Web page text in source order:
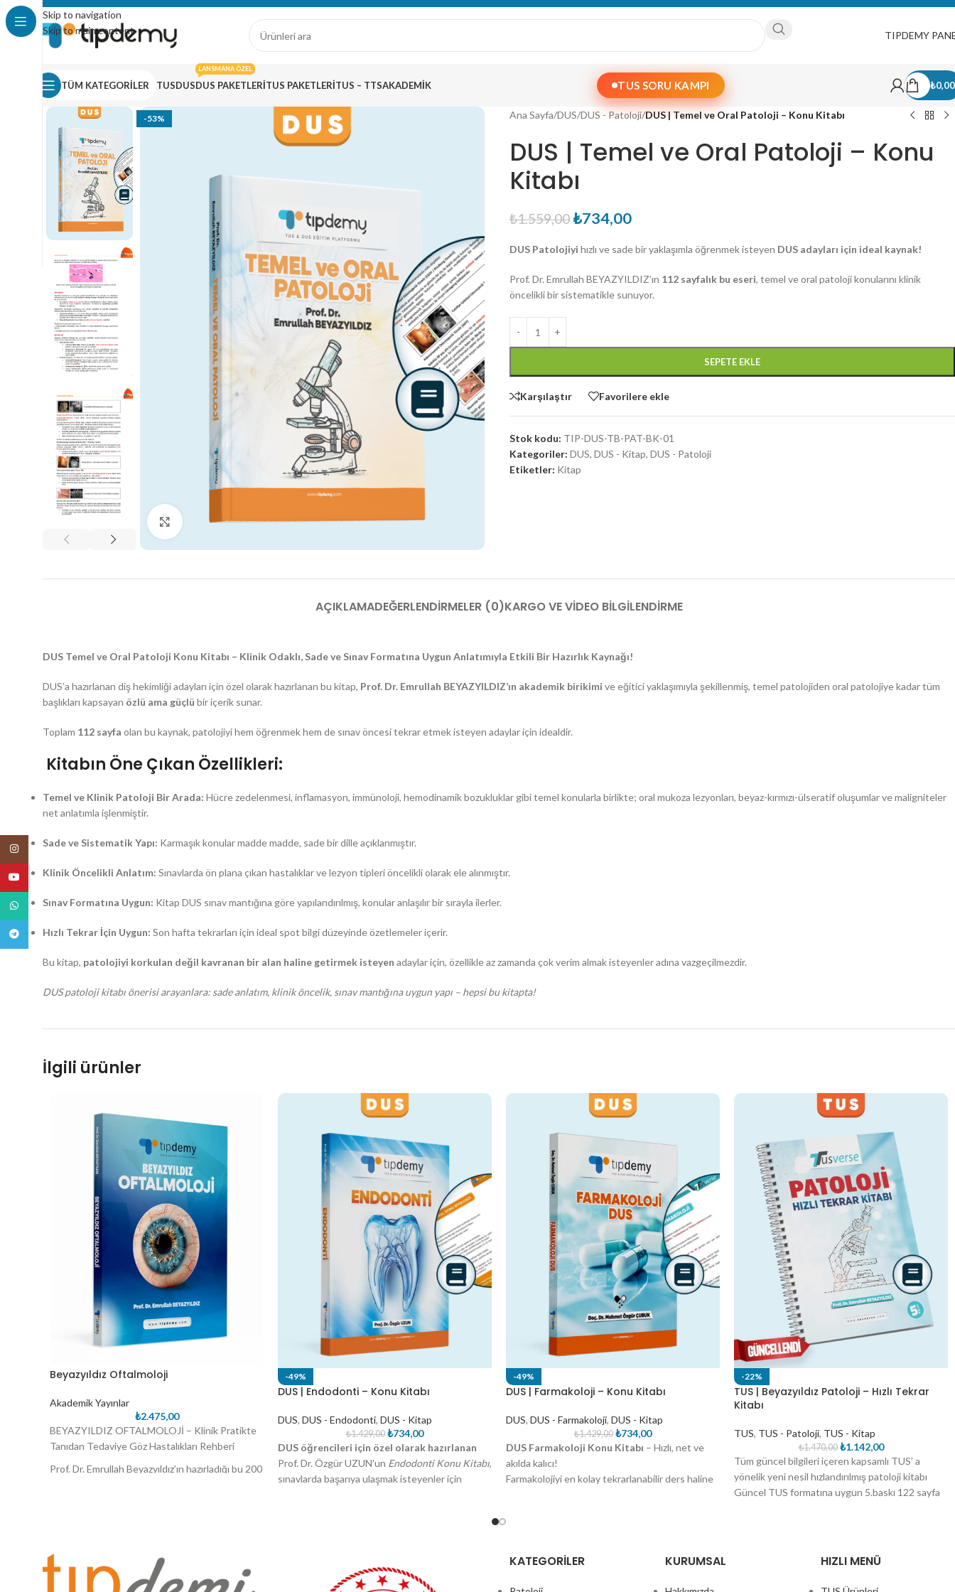
Skip to navigation
Skip to main content
TIPDEMY
TÜM KATEGORİLER TUSDUSDUS PAKETLERI
LANSMANA ÖZEL
TUS PAKETLERITUS – TTSAKADEMIK TUS SORU KAMPI ₺0,00
-53%
Büyütmek için tıklayın
Ana Sayfa/DUS/DUS - Patoloji/DUS | Temel ve Oral Patoloji – Konu Kitabı
DUS | Temel ve Oral Patoloji – Konu
Kitabı
₺1.559,00 ₺734,00
DUS Patolojiyi hızlı ve sade bir yaklaşımla öğrenmek isteyen DUS adayları için ideal kaynak!
Prof. Dr. Emrullah BEYAZYILDIZ’ın 112 sayfalık bu eseri, temel ve oral patoloji konularını klinik
öncelikli bir sistematikle sunuyor.
SEPETE EKLE
Karşılaştır Favorilere ekle
Stok kodu: TIP-DUS-TB-PAT-BK-01
Kategoriler: DUS, DUS - Kitap, DUS - Patoloji
Etiketler: Kitap
AÇIKLAMADEĞERLENDIRMELER (0)KARGO VE VIDEO BILGILENDIRME
DUS Temel ve Oral Patoloji Konu Kitabı – Klinik Odaklı, Sade ve Sınav Formatına Uygun Anlatımıyla Etkili Bir Hazırlık Kaynağı!
DUS’a hazırlanan diş hekimliği adayları için özel olarak hazırlanan bu kitap, Prof. Dr. Emrullah BEYAZYILDIZ’ın akademik birikimi ve eğitici yaklaşımıyla şekillenmiş, temel patolojiden oral patolojiye kadar tüm
başlıkları kapsayan özlü ama güçlü bir içerik sunar.
Toplam 112 sayfa olan bu kaynak, patolojiyi hem öğrenmek hem de sınav öncesi tekrar etmek isteyen adaylar için idealdir.
Kitabın Öne Çıkan Özellikleri:
Temel ve Klinik Patoloji Bir Arada: Hücre zedelenmesi, inflamasyon, immünoloji, hemodinamik bozukluklar gibi temel konularla birlikte; oral mukoza lezyonları, beyaz-kırmızı-ülseratif oluşumlar ve maligniteler
net anlatımla işlenmiştir.
Sade ve Sistematik Yapı: Karmaşık konular madde madde, sade bir dille açıklanmıştır.
Klinik Öncelikli Anlatım: Sınavlarda ön plana çıkan hastalıklar ve lezyon tipleri öncelikli olarak ele alınmıştır.
Sınav Formatına Uygun: Kitap DUS sınav mantığına göre yapılandırılmış, konular anlaşılır bir sırayla ilerler.
Hızlı Tekrar İçin Uygun: Son hafta tekrarları için ideal spot bilgi düzeyinde özetlemeler içerir.
Bu kitap, patolojiyi korkulan değil kavranan bir alan haline getirmek isteyen adaylar için, özellikle az zamanda çok verim almak isteyenler adına vazgeçilmezdir.
DUS patoloji kitabı önerisi arayanlara: sade anlatım, klinik öncelik, sınav mantığına uygun yapı – hepsi bu kitapta!
İlgili ürünler
Beyazyıldız Oftalmoloji
Akademik Yayınlar
₺2.475,00
BEYAZYILDIZ OFTALMOLOJİ – Klinik Pratikte
Tanıdan Tedaviye Göz Hastalıkları Rehberi
Prof. Dr. Emrullah Beyazyıldız’ın hazırladığı bu 200
önerilerle donatılmış bütüncül bir kaynak
niteliğinde.
-49%
DUS | Endodonti – Konu Kitabı
DUS, DUS - Endodonti, DUS - Kitap
₺1.429,00 ₺734,00
DUS öğrencileri için özel olarak hazırlanan
Prof. Dr. Özgür UZUN'un Endodonti Konu Kitabı,
sınavlarda başarıya ulaşmak isteyenler için
-49%
DUS | Farmakoloji – Konu Kitabı
DUS, DUS - Farmakoloji, DUS - Kitap
₺1.429,00 ₺734,00
DUS Farmakoloji Konu Kitabı – Hızlı, net ve
akılda kalıcı!
Farmakolojiyi en kolay tekrarlanabilir ders haline
önemli konularayrıntılı ve anlaşılır şekilde ele
olarak tasarlandı.
-22%
TUS | Beyazyıldız Patoloji – Hızlı Tekrar
Kitabı
TUS, TUS - Patoloji, TUS - Kitap
₺1.470,00 ₺1.142,00
Tüm güncel bilgileri içeren kapsamlı TUS’ a
yönelik yeni nesil hızlandırılmış patoloji kitabı
Güncel TUS formatına uygun 5.baskı 122 sayfa
TUS kampı videoları ile korele anlatım
KATEGORİLER KURUMSAL HIZLI MENÜ
Instagram
YouTube
WhatsApp
Telegram